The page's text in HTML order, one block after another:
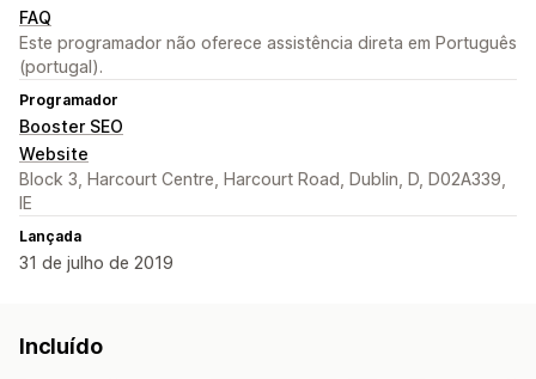
FAQ
Este programador não oferece assistência direta em Português
(portugal).
Programador
Booster SEO
Website
Block 3, Harcourt Centre, Harcourt Road, Dublin, D, D02A339,
IE
Lançada
31 de julho de 2019
Incluído